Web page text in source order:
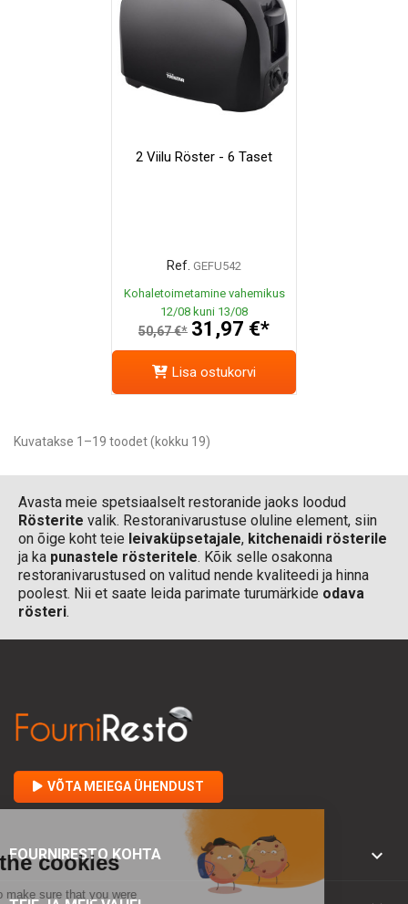
2 Viilu Röster - 6 Taset
Ref. GEFU542
Kohaletoimetamine vahemikus
12/08 kuni 13/08
50,67 €* 31,97 €*
Lisa ostukorvi
Kuvatakse 1–19 toodet (kokku 19)
Avasta meie spetsiaalselt restoranide jaoks loodud
Rösterite valik. Restoranivarustuse oluline element, siin
on õige koht teie leivaküpsetajale, kitchenaidi rösterile
ja ka punastele rösteritele. Kõik selle osakonna
restoranivarustused on valitud nende kvaliteedi ja hinna
poolest. Nii et saate leida parimate turumärkide odava
rösteri.
VÕTA MEIEGA ÜHENDUST
FOURNIRESTO KOHTA 